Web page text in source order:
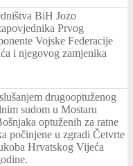
BiH Jozo
Prvog
Vojske Federacije
i njegovog zamjenika
drugooptuženog
sudom u Mostaru
optuženih za ratne
počinjene u zgradi Četvrte
Hrvatskog Vijeća